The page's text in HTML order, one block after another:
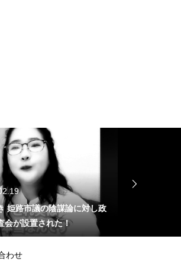
姫路市議の陰謀論に対し政
会が設置された！
が･･･
わせ